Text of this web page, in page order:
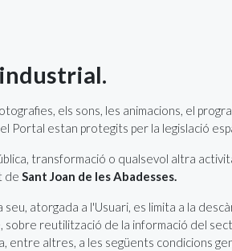
els sons, les animacions, el
Portal estan protegits per la legislació
transformació o qualsevol altra
de Sant Joan de les Abadesses.
atorgada a l'Usuari, es limita a la
reutilització de la informació del
entre altres, a les següents condicions